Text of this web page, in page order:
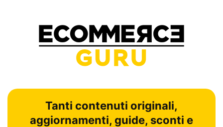
Tanti contenuti originali,
aggiornamenti, guide, sconti e